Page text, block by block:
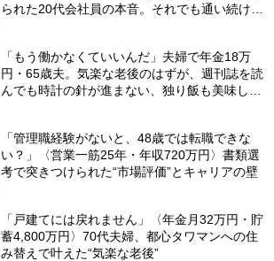
られた20代会社員の本音。それでも通い続ける
「もう働かなくていいんだ」夫婦で年金18万
円・65歳夫。気楽な老後のはずが、週刊誌を読
んでも時計の針が進まない、独り飯も美味しく
「管理職経験がないと、48歳では転職できな
い？」〈営業一筋25年・年収720万円〉書類選
考で突きつけられた“市場評価”とキャリアの壁
「戸建てには戻れません」〈年金月32万円・貯
蓄4,800万円〉70代夫婦、都心タワマンへの住
み替えで叶えた“気楽な老後”